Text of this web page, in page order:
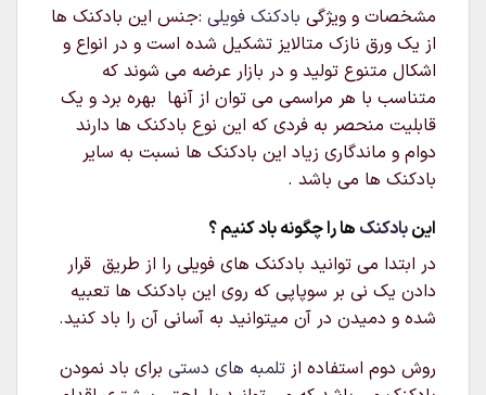
مشخصات و ویژگی بادکنک فویلی :جنس این بادکنک ها
از یک ورق نازک متالایز تشکیل شده است و در انواع و
اشکال متنوع تولید و در بازار عرضه می شوند که
متناسب با هر مراسمی می توان از آنها بهره برد و یک
قابلیت منحصر به فردی که این نوع بادکنک ها دارند
دوام و ماندگاری زیاد این بادکنک ها نسبت به سایر
بادکنک ها می باشد .
اینبادکنک ها را چگونه باد کنیم ؟
در ابتدا می توانید بادکنک های فویلی را از طریق قرار
دادن یک نی بر سوپاپی که روی این بادکنک ها تعبیه
شده و دمیدن در آن میتوانید به آسانی آن را باد کنید.
روش دوم استفاده از تلمبه های دستی برای باد نمودن